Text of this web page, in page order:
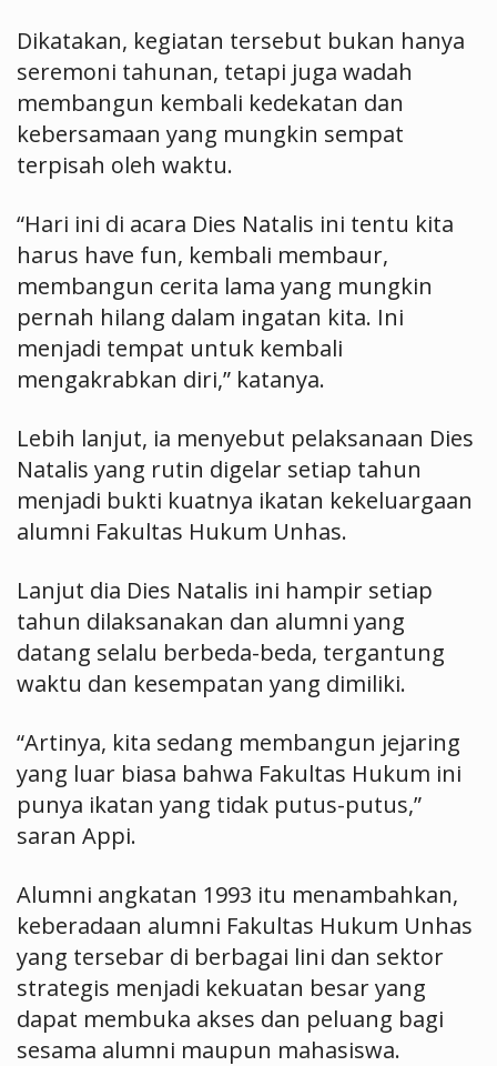
Dikatakan, kegiatan tersebut bukan hanya
seremoni tahunan, tetapi juga wadah
membangun kembali kedekatan dan
kebersamaan yang mungkin sempat
terpisah oleh waktu.
“Hari ini di acara Dies Natalis ini tentu kita
harus have fun, kembali membaur,
membangun cerita lama yang mungkin
pernah hilang dalam ingatan kita. Ini
menjadi tempat untuk kembali
mengakrabkan diri,” katanya.
Lebih lanjut, ia menyebut pelaksanaan Dies
Natalis yang rutin digelar setiap tahun
menjadi bukti kuatnya ikatan kekeluargaan
alumni Fakultas Hukum Unhas.
Lanjut dia Dies Natalis ini hampir setiap
tahun dilaksanakan dan alumni yang
datang selalu berbeda-beda, tergantung
waktu dan kesempatan yang dimiliki.
“Artinya, kita sedang membangun jejaring
yang luar biasa bahwa Fakultas Hukum ini
punya ikatan yang tidak putus-putus,”
saran Appi.
Alumni angkatan 1993 itu menambahkan,
keberadaan alumni Fakultas Hukum Unhas
yang tersebar di berbagai lini dan sektor
strategis menjadi kekuatan besar yang
dapat membuka akses dan peluang bagi
sesama alumni maupun mahasiswa.